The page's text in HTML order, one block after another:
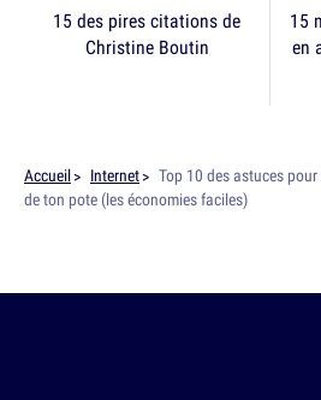
15 des pires citations de
Christine Boutin
15
en
Accueil Internet
Top 10 des astuces
de ton pote (les économies faciles)